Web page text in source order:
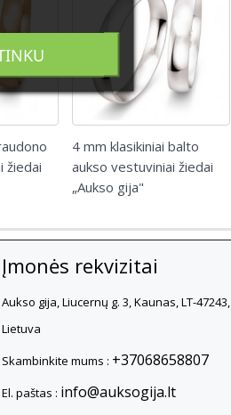
žiedai
4 mm klasikiniai balto
aukso vestuviniai žiedai
„Aukso gija"
Įmonės rekvizitai
Aukso gija, Liucernų g. 3, Kaunas, LT-47243,
Lietuva
Skambinkite mums : +37068658807
El. paštas : info@auksogija.lt